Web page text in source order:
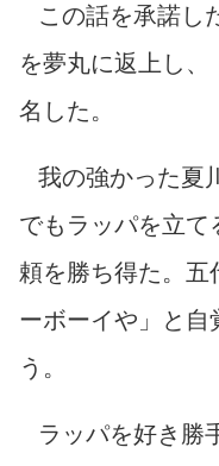
この話を承諾し
を夢丸に返上し
名した。
我の強かった夏
でもラッパを立て
頼を勝ち得た。五
ーボーイや」と自
う。
ラッパを好き勝